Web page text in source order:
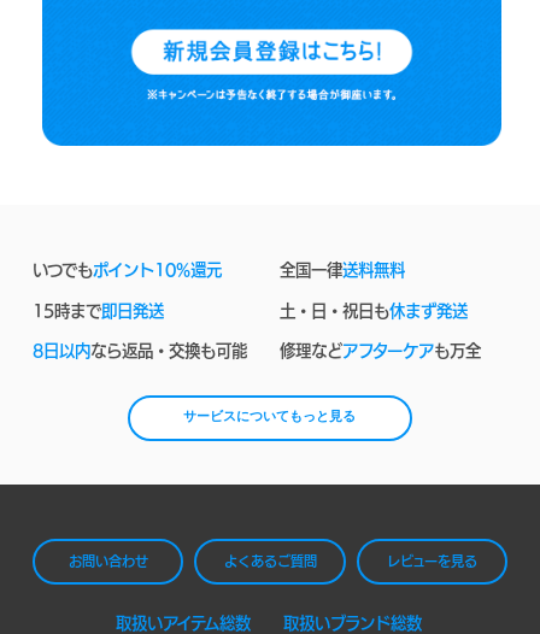
いつでもポイント10%還元 全国一律送料無料
15時まで即日発送 土・日・祝日も休まず発送
8日以内なら返品・交換も可能 修理などアフターケアも万全
サービスについてもっと見る
お問い合わせ よくあるご質問 レビューを見る
取扱いアイテム総数 取扱いブランド総数